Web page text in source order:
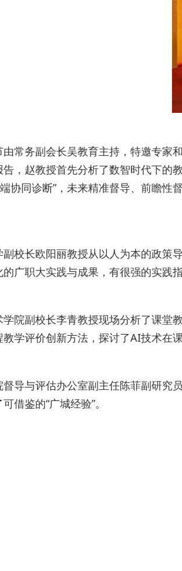
常务副会长吴教育主持，特邀专家
，赵教授首先分析了数智时代下的
协同诊断”，未来精准督导、前瞻
副校长欧阳丽教授从以人为本的政策
广职大实践与成果，有很强的实践
学院副校长李青教授现场分析了课
学评价创新方法，探讨了AI技术在
导与评估办公室副主任陈菲副研究
借鉴的“广城经验”。